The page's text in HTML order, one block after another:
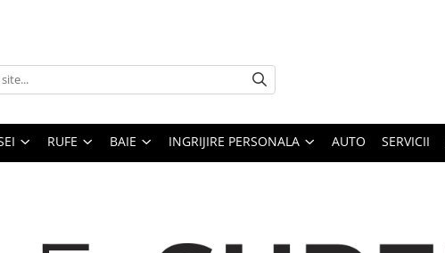
RUFE BAIE INGRIJIRE PERSONALA AUTO SERVICII